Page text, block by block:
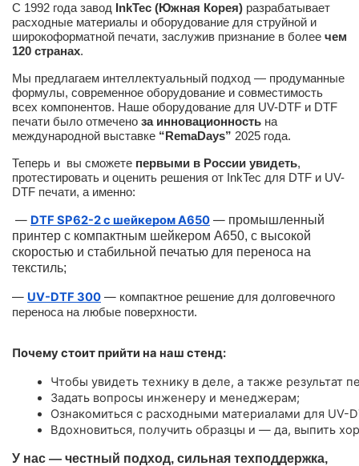
С 1992 года завод InkTec (Южная Корея) разрабатывает
расходные материалы и оборудование для струйной и
широкоформатной печати, заслужив признание в более чем
120 странах.
Мы предлагаем интеллектуальный подход — продуманные
формулы, современное оборудование и совместимость
всех компонентов. Наше оборудование для UV-DTF и DTF
печати было отмечено за инновационность на
международной выставке “RemaDays” 2025 года.
Теперь и вы сможете первыми в России увидеть,
протестировать и оценить решения от InkTec для DTF и UV-
DTF печати, а именно:
— DTF SP62-2 с шейкером A650 — промышленный
принтер с компактным шейкером А650, с высокой
скоростью и стабильной печатью для переноса на
текстиль;
— UV-DTF 300 — компактное решение для долговечного
переноса на любые поверхности.
Почему стоит прийти на наш стенд:
Чтобы увидеть технику в деле, а также результат
Задать вопросы инженеру и менеджерам;
Ознакомиться с расходными материалами для UV-
Вдохновиться, получить образцы и — да, выпить
У нас — честный подход, сильная техподдержка,